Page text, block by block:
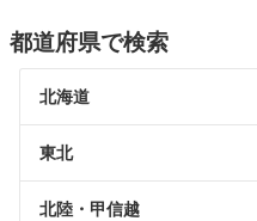
都道府県で検索
北海道
東北
北陸・甲信越